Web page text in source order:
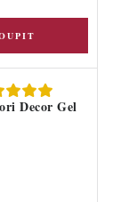
Decor Gel